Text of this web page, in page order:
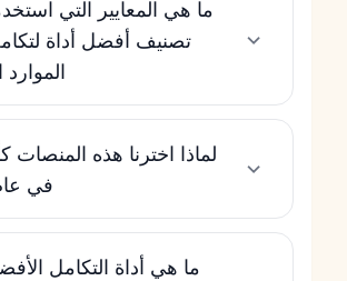
ما هي المعايير التي
تصنيف أفضل أداة
لماذا اخترنا هذه
في عام
ما هي أداة التكامل